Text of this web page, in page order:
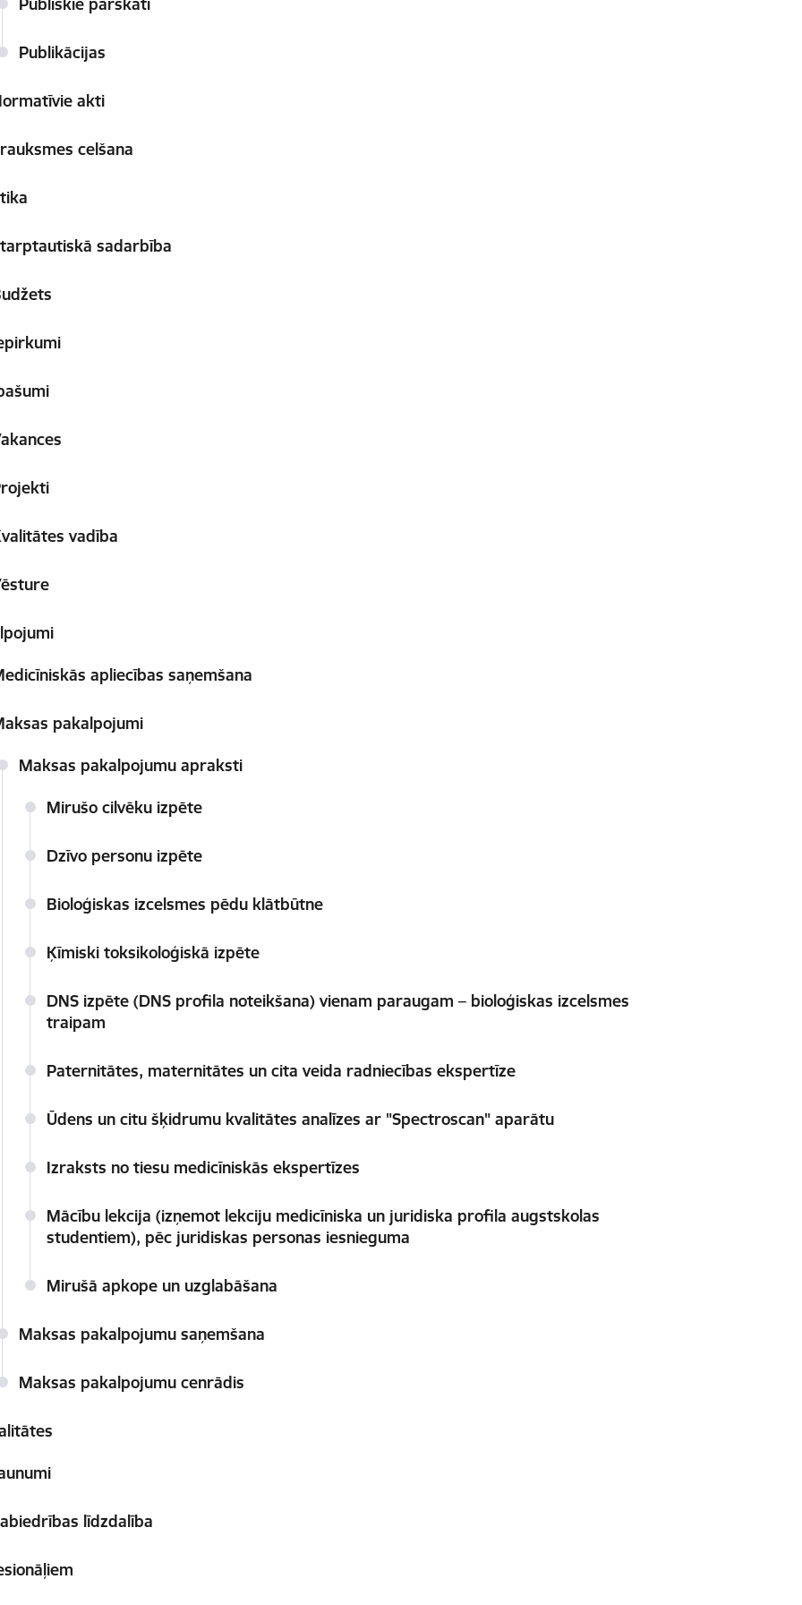
Publikācijas
akti
celšana
sadarbība
vadība
apliecības saņemšana
pakalpojumi
Maksas pakalpojumu apraksti
Mirušo cilvēku izpēte
Dzīvo personu izpēte
Bioloģiskas izcelsmes pēdu klātbūtne
Ķīmiski toksikoloģiskā izpēte
DNS izpēte (DNS profila noteikšana) vienam paraugam – bioloģiskas izcelsmes
traipam
Paternitātes, maternitātes un cita veida radniecības ekspertīze
Ūdens un citu šķidrumu kvalitātes analīzes ar "Spectroscan" aparātu
Izraksts no tiesu medicīniskās ekspertīzes
Mācību lekcija (izņemot lekciju medicīniska un juridiska profila augstskolas
studentiem), pēc juridiskas personas iesnieguma
Mirušā apkope un uzglabāšana
Maksas pakalpojumu saņemšana
Maksas pakalpojumu cenrādis
līdzdalība